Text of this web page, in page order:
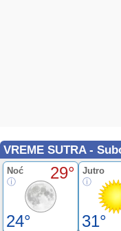
VREME SUTRA -
Noć 29°
24°
Jutro
31°